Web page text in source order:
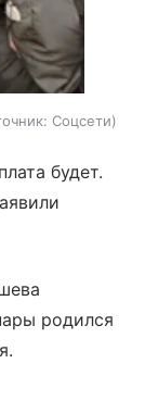
Соцсети
будет.
родился